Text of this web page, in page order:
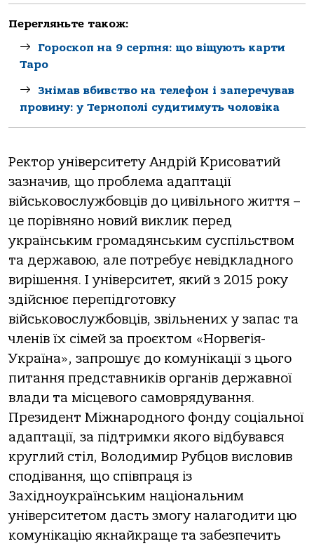
Перегляньте також:
Гороскоп на 9 серпня: що віщують карти
Таро
Знімав вбивство на телефон і заперечував
провину: у Тернополі судитимуть чоловіка
Ректор університету Андрій Крисоватий
зазначив, що проблема адаптації
військовослужбовців до цивільного життя –
це порівняно новий виклик перед
українським громадянським суспільством
та державою, але потребує невідкладного
вирішення. І університет, який з 2015 року
здійснює перепідготовку
військовослужбовців, звільнених у запас та
членів їх сімей за проєктом «Норвегія-
Україна», запрошує до комунікації з цього
питання представників органів державної
влади та місцевого самоврядування.
Президент Міжнародного фонду соціальної
адаптації, за підтримки якого відбувався
круглий стіл, Bолодимир Рубцов висловив
сподівання, що співпраця із
Західноукраїнським національним
університетом дасть змогу налагодити цю
комунікацію якнайкраще та забезпечить